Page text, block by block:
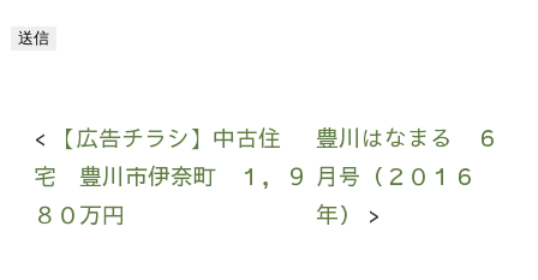
【広告チラシ】中古住
宅 豊川市伊奈町 １，９
８０万円
豊川はなまる ６
月号（２０１６
年）